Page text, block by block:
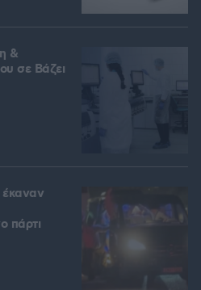
&
σε Bάζει
έκαναν
πάρτι